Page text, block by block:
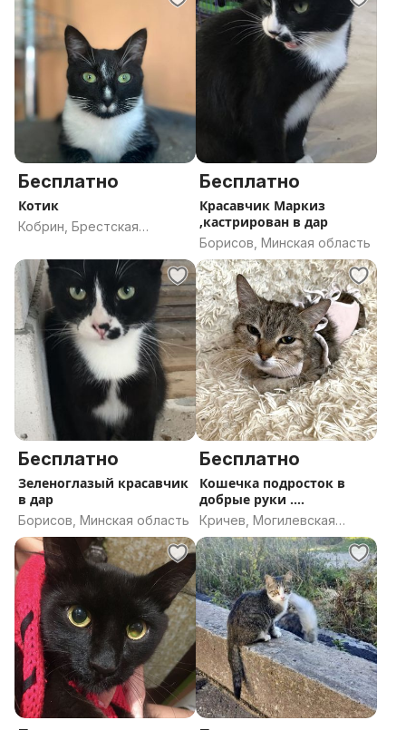
Бесплатно
Котик
Кобрин, Брестская
Бесплатно
Красавчик Маркиз
,кастрирован в дар
Борисов, Минская область
Бесплатно
Зеленоглазый красавчик
в дар
Борисов, Минская область
Бесплатно
Кошечка подросток в
добрые руки .
Стерилизована
Кричев, Могилевская
область